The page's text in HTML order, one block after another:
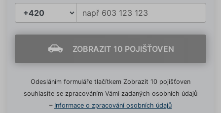
ZOBRAZIT 10 POJIŠŤOVEN
Odesláním formuláře tlačítkem Zobrazit 10 pojišťoven
souhlasíte se zpracováním Vámi zadaných osobních údajů
– Informace o zpracování osobních údajů